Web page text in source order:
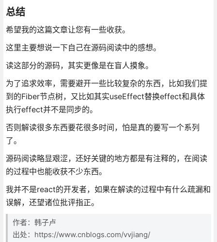
总结
希望我的这篇文章让您有一些收获。
这里主要想说一下自己在源码阅读中的感想。
读这部分的源码，其实更像是在盲人摸象。
为了追求效率，需要避开一些比较复杂的东西，比如我们提
到的Fiber节点树，又比如其实useEffect替换effect和具体
执行effect并不是同步的。
否则解读很多东西要花很多时间，怕是真的要写一个系列
了。
源码阅读略显艰涩，还好关键的地方都是有注释的，在阅读
的过程中也能收获不少东西。
我并不是react的开发者，如果在解读的过程中有什么疏漏和
误解，还望诸位批评指正。
作者：韩子卢
出处：https://www.cnblogs.com/vvjiang/